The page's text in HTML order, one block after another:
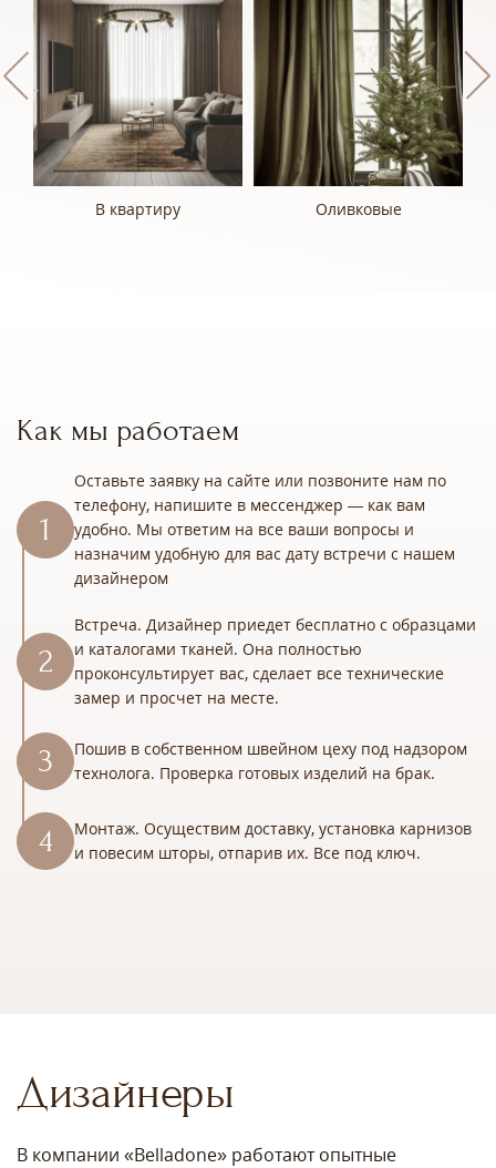
В квартиру Оливковые
Как мы работаем
Оставьте заявку на сайте или позвоните нам по
телефону, напишите в мессенджер — как вам
удобно. Мы ответим на все ваши вопросы и
назначим удобную для вас дату встречи с нашем
дизайнером
Встреча. Дизайнер приедет бесплатно с образцами
и каталогами тканей. Она полностью
проконсультирует вас, сделает все технические
замер и просчет на месте.
Пошив в собственном швейном цеху под надзором
технолога. Проверка готовых изделий на брак.
Монтаж. Осуществим доставку, установка карнизов
и повесим шторы, отпарив их. Все под ключ.
Дизайнеры
В компании «Belladone» работают опытные